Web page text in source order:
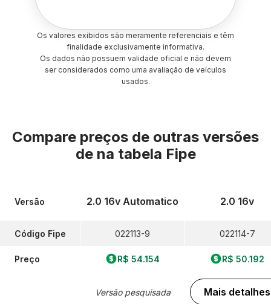
Os valores exibidos são meramente referenciais e têm
finalidade exclusivamente informativa.
Os dados não possuem validade oficial e não devem
ser considerados como uma avaliação de veículos
usados.
Compare preços de outras versões
de na tabela Fipe
Versão
Código Fipe
Preço
2.0 16v Automatico
022113-9
R$ 54.154
Versão pesquisada
2.0 16v
022114-7
R$ 50.192
Mais detalhes